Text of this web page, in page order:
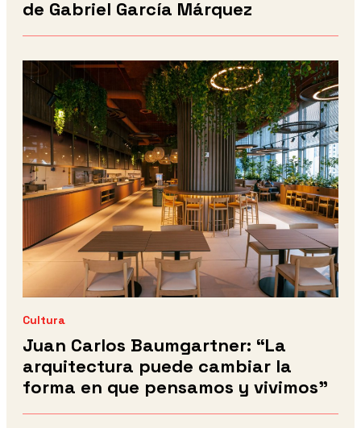
de Gabriel García Márquez
Cultura
Juan Carlos Baumgartner: “La
arquitectura puede cambiar la
forma en que pensamos y vivimos”